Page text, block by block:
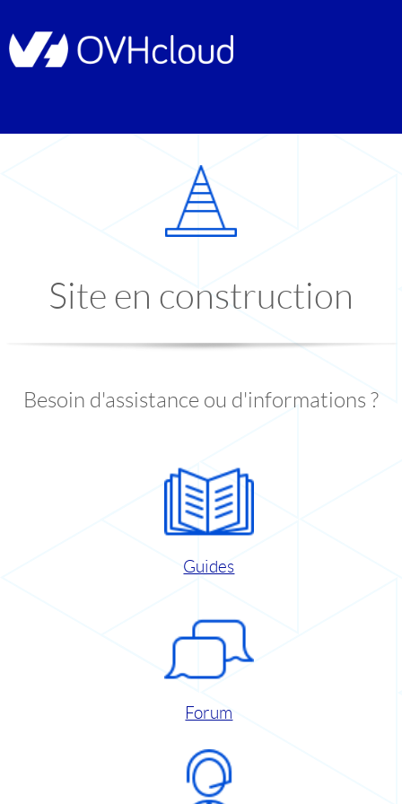
Site en construction
Besoin d'assistance ou d'informations ?
Guides
Forum